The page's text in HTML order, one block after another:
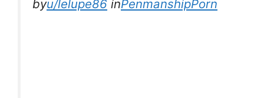
byu/lelupe86 inPenmanshipPorn